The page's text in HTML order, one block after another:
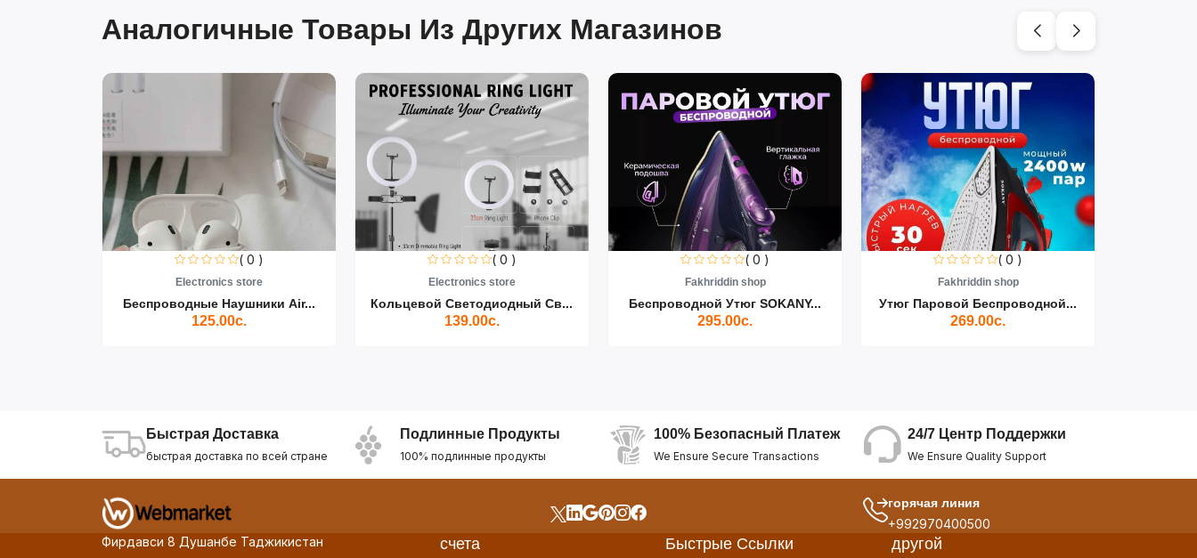
Аналогичные Товары Из Других Магазинов
( 0 )
Electronics store
Беспроводные Наушники Air...
125.00с.
( 0 )
Electronics store
Кольцевой Светодиодный Св...
139.00с.
( 0 )
Fakhriddin shop
Беспроводной Утюг SOKANY...
295.00с.
( 0 )
Fakhriddin shop
Утюг Паровой Беспроводной...
269.00с.
Быстрая Доставка
быстрая доставка по всей стране
Подлинные Продукты
100% подлинные продукты
100% Безопасный Платеж
We Ensure Secure Transactions
24/7 Центр Поддержки
We Ensure Quality Support
горячая линия
+992970400500
Фирдавси 8 Душанбе Таджикистан
счета Быстрые Ссылки другой